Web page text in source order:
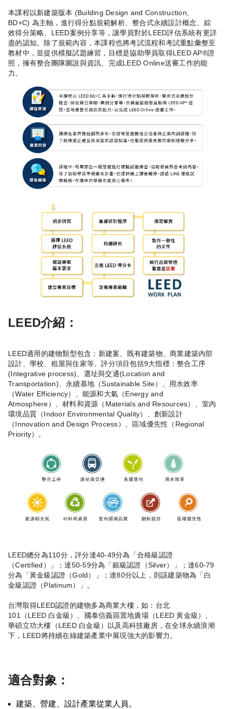
本課程以新建築版本 (Building Design and Construction,
BD+C) 為主軸，進行得分點規範解析、整合式永續設計概念、綜
效得分策略、LEED案例分享等，讓學員對於LEED評估系統有更詳
盡的認知。除了規範內容，本課程也將考試流程和考試重點彙整至
教材中，並提供模擬試題練習，目標是協助學員取得LEED AP®證
照，擁有整合團隊圖說與資訊、完成LEED Online送審工作的能
力。
LEED介紹：
LEED適用的建物類型包含：新建案、既有建築物、商業建築內部
設計、學校、租屋與住家等。評分項目包括9大指標：整合工序
(Integrative process)、選址與交通(Location and
Transportation)、永續基地（Sustainable Site）、用水效率
（Water Efficiency）、能源和大氣（Energy and
Atmosphere）、材料和資源（Materials and Resources）、室內
環境品質（Indoor Environmental Quality）、創新設計
（Innovation and Design Process）、區域優先性（Regional
Priority）。
LEED總分為110分，評分達40-49分為「合格級認證
（Certified）」；達50-59分為「銀級認證（Silver）」；達60-79
分為「黃金級認證（Gold）」；達80分以上，則該建築物為「白
金級認證（Platinum）」。
台灣取得LEED認證的建物多為商業大樓，如：台北
101（LEED 白金級）、國泰信義區置地廣場（LEED 黃金級）、
華碩立功大樓（LEED 白金級）以及高科技廠房，在全球永續浪潮
下，LEED將持續在綠建築產業中展現強大的影響力。
適合對象：
建築、營建、設計產業從業人員。